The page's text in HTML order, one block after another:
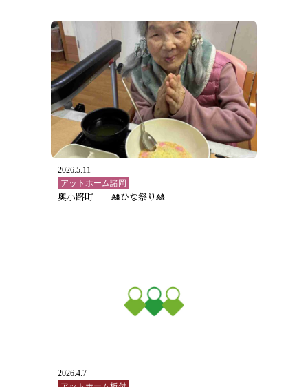
2026.5.11
アットホーム諸岡
奥小路町 🎎ひな祭り🎎
2026.4.7